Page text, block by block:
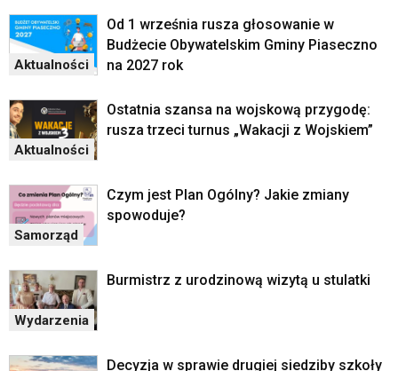
im
skrótów
klawiaturowych
czytniku
oraz
mogą
być
dedykowane
skróty
przyjęte
dla
danej
platformy.
Aktualności
Od 1 września rusza głosowanie w
Budżecie Obywatelskim Gminy Piaseczno
na 2027 rok
Aktualności
Ostatnia szansa na wojskową przygodę:
rusza trzeci turnus „Wakacji z Wojskiem”
Samorząd
Czym jest Plan Ogólny? Jakie zmiany
spowoduje?
Wydarzenia
Burmistrz z urodzinową wizytą u stulatki
Decyzja w sprawie drugiej siedziby szkoły